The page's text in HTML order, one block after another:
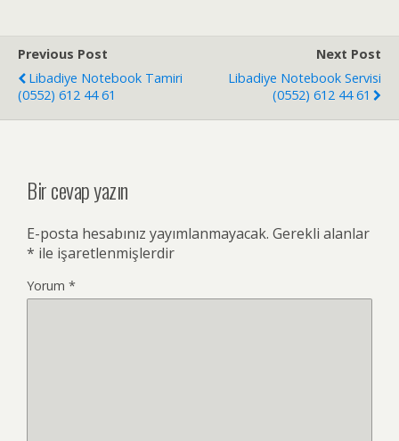
Previous Post
Libadiye Notebook Tamiri
(0552) 612 44 61
Next Post
Libadiye Notebook Servisi
(0552) 612 44 61
Bir cevap yazın
E-posta hesabınız yayımlanmayacak. Gerekli alanlar
* ile işaretlenmişlerdir
Yorum *